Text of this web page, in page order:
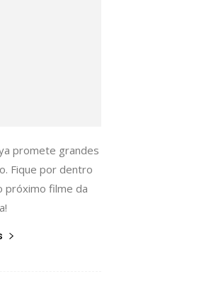
promete grandes
Fique por dentro
próximo filme da